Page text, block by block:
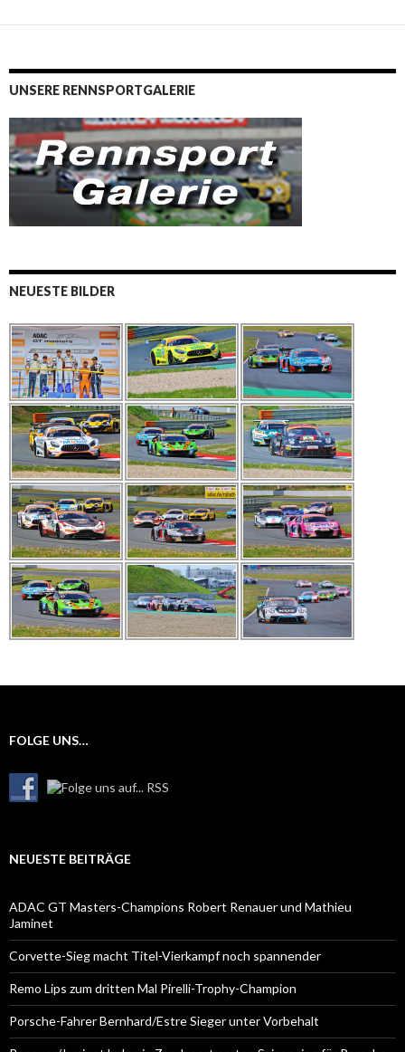
UNSERE RENNSPORTGALERIE
NEUESTE BILDER
FOLGE UNS…
NEUESTE BEITRÄGE
ADAC GT Masters-Champions Robert Renauer und Mathieu
Jaminet
Corvette-Sieg macht Titel-Vierkampf noch spannender
Remo Lips zum dritten Mal Pirelli-Trophy-Champion
Porsche-Fahrer Bernhard/Estre Sieger unter Vorbehalt